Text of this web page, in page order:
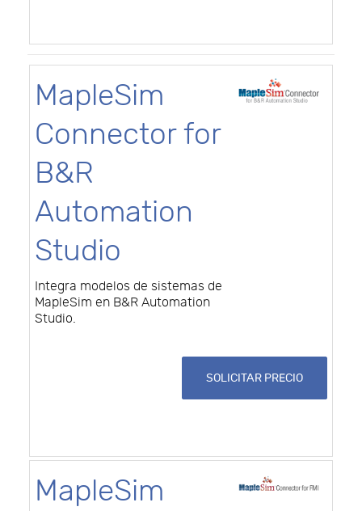
MapleSim
Connector for
B&R
Automation
Studio
Integra modelos de sistemas de
MapleSim en B&R Automation
Studio.
SOLICITAR PRECIO
MapleSim